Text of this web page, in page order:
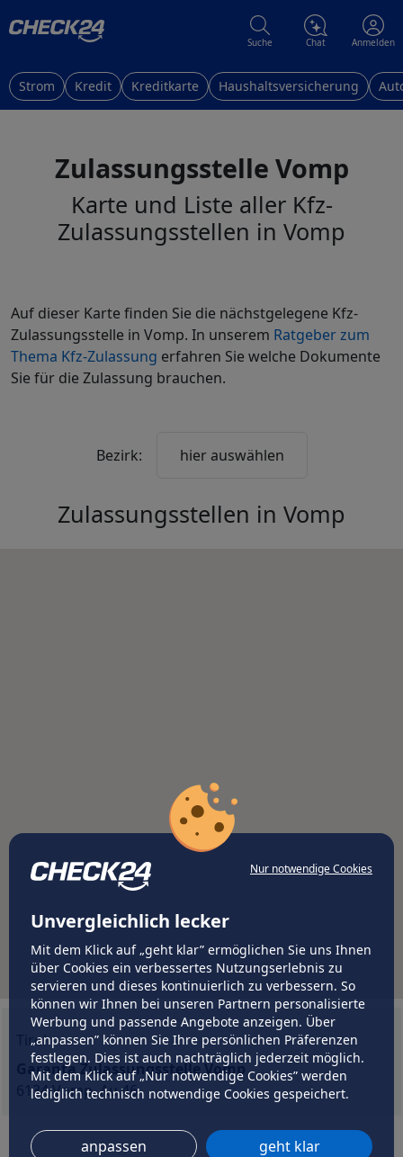
Nur notwendige Cookies
Unvergleichlich lecker
Mit dem Klick auf „geht klar” ermöglichen Sie uns Ihnen
über Cookies ein verbessertes Nutzungserlebnis zu
servieren und dieses kontinuierlich zu verbessern. So
können wir Ihnen bei unseren Partnern personalisierte
Werbung und passende Angebote anzeigen. Über
„anpassen” können Sie Ihre persönlichen Präferenzen
festlegen. Dies ist auch nachträglich jederzeit möglich.
Mit dem Klick auf „Nur notwendige Cookies” werden
lediglich technisch notwendige Cookies gespeichert.
anpassen geht klar
Suche Chat Anmelden
Strom Kredit Kreditkarte Haushaltsversicherung
Zulassungsstelle Vomp
Karte und Liste aller Kfz-
Zulassungsstellen in Vomp
Auf dieser Karte finden Sie die nächstgelegene Kfz-
Zulassungsstelle in Vomp. In unserem Ratgeber zum
Thema Kfz-Zulassung erfahren Sie welche Dokumente
Sie für die Zulassung brauchen.
Bezirk: hier auswählen
Zulassungsstellen in Vomp
Tirol
Garanta Zulassungsstelle Vomp
6134 Vomp, Au 46